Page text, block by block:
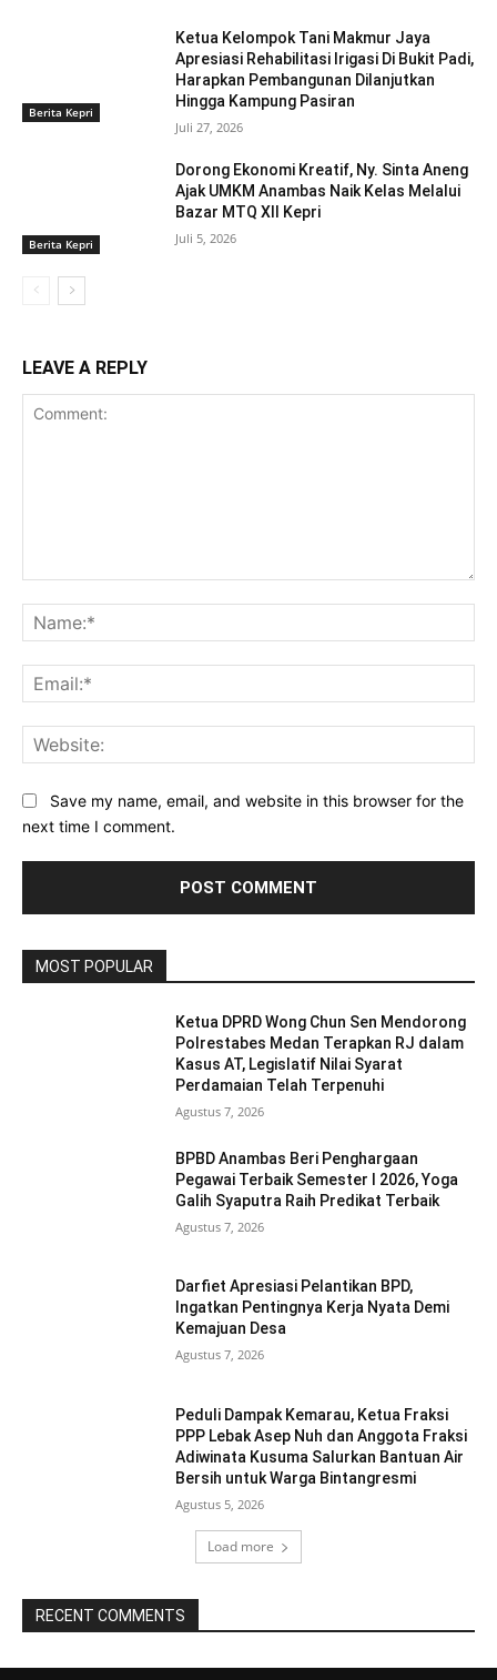
Berita Kepri
Ketua Kelompok Tani Makmur Jaya
Apresiasi Rehabilitasi Irigasi Di Bukit Padi,
Harapkan Pembangunan Dilanjutkan
Hingga Kampung Pasiran ‎
Juli 27, 2026
Berita Kepri
Dorong Ekonomi Kreatif, Ny. Sinta Aneng
‎Ajak UMKM Anambas Naik Kelas Melalui
Bazar MTQ XII Kepri
Juli 5, 2026
LEAVE A REPLY
Save my name, email, and website in this browser for the
next time I comment.
MOST POPULAR
Ketua DPRD Wong Chun Sen Mendorong
Polrestabes Medan Terapkan RJ dalam
Kasus AT, Legislatif Nilai Syarat
Perdamaian Telah Terpenuhi
Agustus 7, 2026
BPBD Anambas Beri Penghargaan
Pegawai Terbaik Semester I 2026, Yoga
Galih Syaputra Raih Predikat Terbaik
Agustus 7, 2026
Darfiet Apresiasi Pelantikan BPD,
Ingatkan Pentingnya Kerja Nyata Demi
Kemajuan Desa
Agustus 7, 2026
Peduli Dampak Kemarau, Ketua Fraksi
PPP Lebak Asep Nuh dan Anggota Fraksi
Adiwinata Kusuma Salurkan Bantuan Air
Bersih untuk Warga Bintangresmi
Agustus 5, 2026
Load more
RECENT COMMENTS